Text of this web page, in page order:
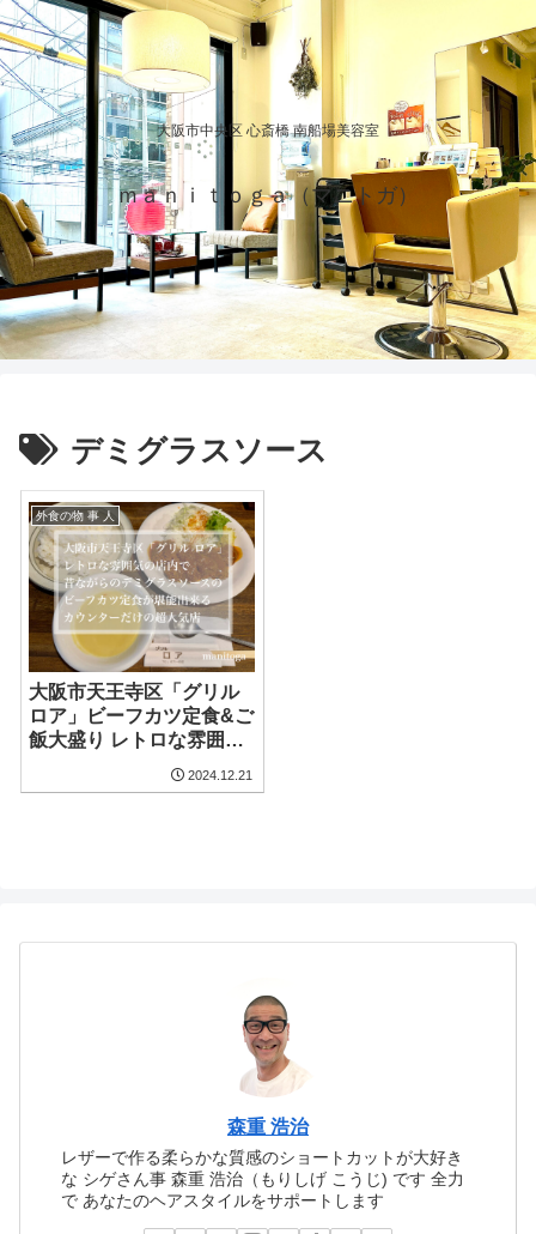
大阪市中央区 心斎橋 南船場美容室
ｍａｎｉｔｏｇａ（マニトガ）
デミグラスソース
外食の物 事 人
大阪市天王寺区「グリル
ロア」ビーフカツ定食&ご
飯大盛り レトロな雰囲気
の中 伝統的なデミグラス
ソースの美味しいビーフ
2024.12.21
森重 浩治
レザーで作る柔らかな質感のショートカットが大好き
な シゲさん事 森重 浩治（もりしげ こうじ) です 全力
で あなたのヘアスタイルをサポートします